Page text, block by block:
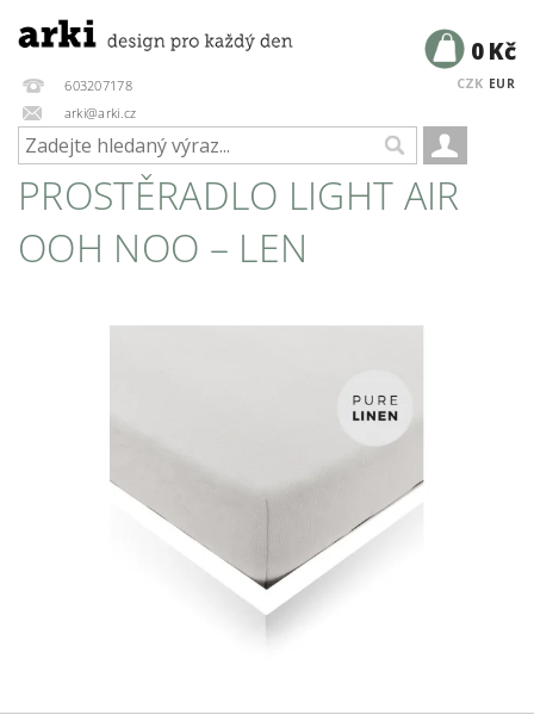
603207178
arki@arki.cz
CZK EUR
0 Kč
PROSTĚRADLO LIGHT AIR
OOH NOO – LEN